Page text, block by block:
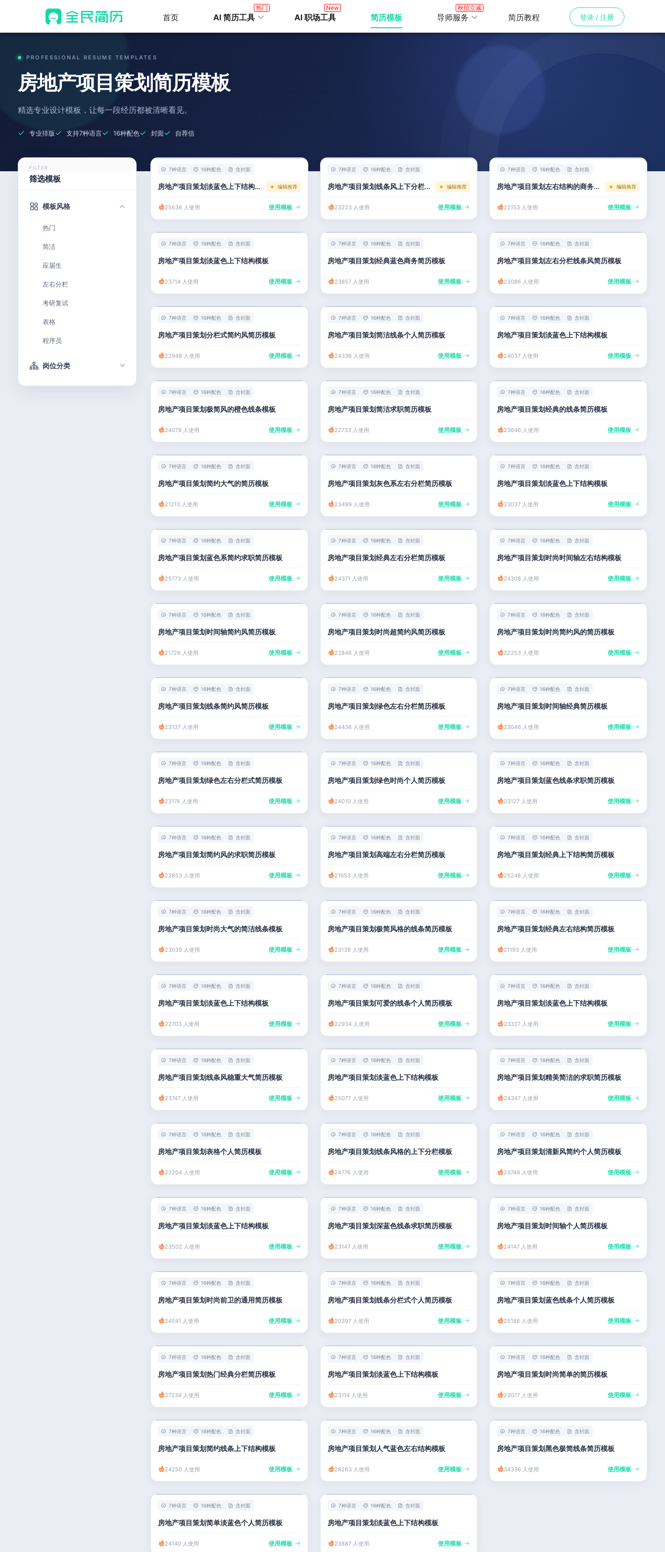
首页 AI 简历工具
热门
AI 职场工具
New
简历模板 导师服务
秋招立减
简历教程 登录 / 注册
PROFESSIONAL RESUME TEMPLATES
房地产项目策划简历模板
精选专业设计模板，让每一段经历都被清晰看见。
专业排版 支持7种语言 16种配色 封面 自荐信
FILTER
筛选模板
模板风格
热门
简洁
应届生
左右分栏
考研复试
表格
程序员
岗位分类
技术 / 研发
7种语言 16种配色 含封面
房地产项目策划淡蓝色上下结构模板 编辑推荐
25636 人使用 使用模板
7种语言 16种配色 含封面
房地产项目策划线条风上下分栏简历模板 编辑推荐
23223 人使用 使用模板
7种语言 16种配色 含封面
房地产项目策划左右结构的商务招聘模板 编辑推荐
22153 人使用 使用模板
7种语言 16种配色 含封面
房地产项目策划淡蓝色上下结构模板
23714 人使用 使用模板
7种语言 16种配色 含封面
房地产项目策划经典蓝色商务简历模板
23857 人使用 使用模板
7种语言 16种配色 含封面
房地产项目策划左右分栏线条风简历模板
23086 人使用 使用模板
7种语言 16种配色 含封面
房地产项目策划分栏式简约风简历模板
22948 人使用 使用模板
7种语言 16种配色 含封面
房地产项目策划简洁线条个人简历模板
24336 人使用 使用模板
7种语言 16种配色 含封面
房地产项目策划淡蓝色上下结构模板
24037 人使用 使用模板
7种语言 16种配色 含封面
房地产项目策划极简风的橙色线条模板
24079 人使用 使用模板
7种语言 16种配色 含封面
房地产项目策划简洁求职简历模板
22733 人使用 使用模板
7种语言 16种配色 含封面
房地产项目策划经典的线条简历模板
23646 人使用 使用模板
7种语言 16种配色 含封面
房地产项目策划简约大气的简历模板
21213 人使用 使用模板
7种语言 16种配色 含封面
房地产项目策划灰色系左右分栏简历模板
23499 人使用 使用模板
7种语言 16种配色 含封面
房地产项目策划淡蓝色上下结构模板
23037 人使用 使用模板
7种语言 16种配色 含封面
房地产项目策划蓝色系简约求职简历模板
25773 人使用 使用模板
7种语言 16种配色 含封面
房地产项目策划经典左右分栏简历模板
24371 人使用 使用模板
7种语言 16种配色 含封面
房地产项目策划时尚时间轴左右结构模板
24308 人使用 使用模板
7种语言 16种配色 含封面
房地产项目策划时间轴简约风简历模板
21726 人使用 使用模板
7种语言 16种配色 含封面
房地产项目策划时尚超简约风简历模板
22846 人使用 使用模板
7种语言 16种配色 含封面
房地产项目策划时尚简约风的简历模板
22253 人使用 使用模板
7种语言 16种配色 含封面
房地产项目策划线条简约风简历模板
23137 人使用 使用模板
7种语言 16种配色 含封面
房地产项目策划绿色左右分栏简历模板
24436 人使用 使用模板
7种语言 16种配色 含封面
房地产项目策划时间轴经典简历模板
23046 人使用 使用模板
7种语言 16种配色 含封面
房地产项目策划绿色左右分栏式简历模板
23174 人使用 使用模板
7种语言 16种配色 含封面
房地产项目策划绿色时尚个人简历模板
24010 人使用 使用模板
7种语言 16种配色 含封面
房地产项目策划蓝色线条求职简历模板
23127 人使用 使用模板
7种语言 16种配色 含封面
房地产项目策划简约风的求职简历模板
22853 人使用 使用模板
7种语言 16种配色 含封面
房地产项目策划高端左右分栏简历模板
21653 人使用 使用模板
7种语言 16种配色 含封面
房地产项目策划经典上下结构简历模板
25248 人使用 使用模板
7种语言 16种配色 含封面
房地产项目策划时尚大气的简洁线条模板
23039 人使用 使用模板
7种语言 16种配色 含封面
房地产项目策划极简风格的线条简历模板
23138 人使用 使用模板
7种语言 16种配色 含封面
房地产项目策划经典左右结构简历模板
21193 人使用 使用模板
7种语言 16种配色 含封面
房地产项目策划淡蓝色上下结构模板
22703 人使用 使用模板
7种语言 16种配色 含封面
房地产项目策划可爱的线条个人简历模板
22934 人使用 使用模板
7种语言 16种配色 含封面
房地产项目策划淡蓝色上下结构模板
23327 人使用 使用模板
7种语言 16种配色 含封面
房地产项目策划线条风稳重大气简历模板
23747 人使用 使用模板
7种语言 16种配色 含封面
房地产项目策划淡蓝色上下结构模板
25077 人使用 使用模板
7种语言 16种配色 含封面
房地产项目策划精美简洁的求职简历模板
24347 人使用 使用模板
7种语言 16种配色 含封面
房地产项目策划表格个人简历模板
22204 人使用 使用模板
7种语言 16种配色 含封面
房地产项目策划线条风格的上下分栏模板
24776 人使用 使用模板
7种语言 16种配色 含封面
房地产项目策划清新风简约个人简历模板
23749 人使用 使用模板
7种语言 16种配色 含封面
房地产项目策划淡蓝色上下结构模板
23502 人使用 使用模板
7种语言 16种配色 含封面
房地产项目策划深蓝色线条求职简历模板
23147 人使用 使用模板
7种语言 16种配色 含封面
房地产项目策划时间轴个人简历模板
24147 人使用 使用模板
7种语言 16种配色 含封面
房地产项目策划时尚前卫的通用简历模板
24591 人使用 使用模板
7种语言 16种配色 含封面
房地产项目策划线条分栏式个人简历模板
20397 人使用 使用模板
7种语言 16种配色 含封面
房地产项目策划蓝色线条个人简历模板
25186 人使用 使用模板
7种语言 16种配色 含封面
房地产项目策划热门经典分栏简历模板
27234 人使用 使用模板
7种语言 16种配色 含封面
房地产项目策划淡蓝色上下结构模板
23114 人使用 使用模板
7种语言 16种配色 含封面
房地产项目策划时尚简单的简历模板
23077 人使用 使用模板
7种语言 16种配色 含封面
房地产项目策划简约线条上下结构模板
24250 人使用 使用模板
7种语言 16种配色 含封面
房地产项目策划人气蓝色左右结构模板
28263 人使用 使用模板
7种语言 16种配色 含封面
房地产项目策划黑色极简线条简历模板
34336 人使用 使用模板
7种语言 16种配色 含封面
房地产项目策划简单淡蓝色个人简历模板
24140 人使用 使用模板
7种语言 16种配色 含封面
房地产项目策划淡蓝色上下结构模板
23887 人使用 使用模板